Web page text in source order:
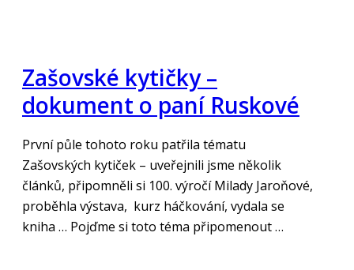
Zašovské kytičky –
dokument o paní Ruskové
První půle tohoto roku patřila tématu
Zašovských kytiček – uveřejnili jsme několik
článků, připomněli si 100. výročí Milady Jaroňové,
proběhla výstava, kurz háčkování, vydala se
kniha … Pojďme si toto téma připomenout …